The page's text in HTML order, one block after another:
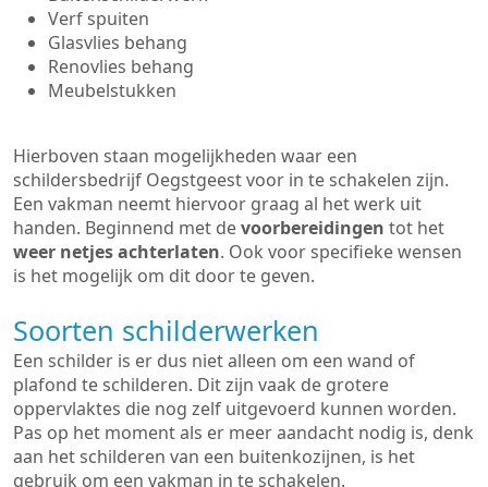
Verf spuiten
Glasvlies behang
Renovlies behang
Meubelstukken
Hierboven staan mogelijkheden waar een
schildersbedrijf Oegstgeest voor in te schakelen zijn.
Een vakman neemt hiervoor graag al het werk uit
handen. Beginnend met devoorbereidingen tot het
weer netjes achterlaten. Ook voor specifieke wensen
is het mogelijk om dit door te geven.
Soorten schilderwerken
Een schilder is er dus niet alleen om een wand of
plafond te schilderen. Dit zijn vaak de grotere
oppervlaktes die nog zelf uitgevoerd kunnen worden.
Pas op het moment als er meer aandacht nodig is, denk
aan het schilderen van een buitenkozijnen, is het
gebruik om een vakman in te schakelen.